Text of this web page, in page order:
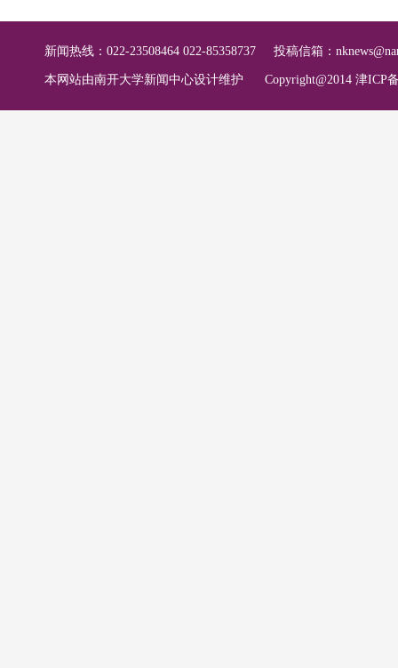
新闻热线：022-23508464 022-85358737 投稿信箱：
本网站由南开大学新闻中心设计维护 Copyright@2014 津ICP